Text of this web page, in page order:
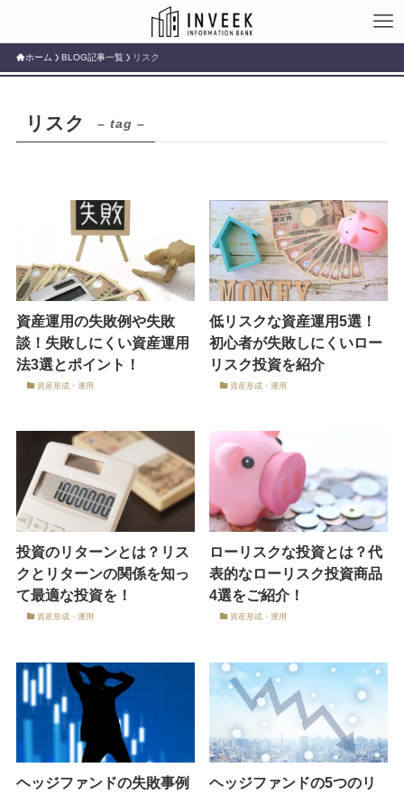
ホーム BLOG記事一覧 リスク
リスク – tag –
資産運用の失敗例や失敗
談！失敗しにくい資産運用
法3選とポイント！
資産形成・運用
低リスクな資産運用5選！
初心者が失敗しにくいロー
リスク投資を紹介
資産形成・運用
投資のリターンとは？リス
クとリターンの関係を知っ
て最適な投資を！
資産形成・運用
ローリスクな投資とは？代
表的なローリスク投資商品
4選をご紹介！
資産形成・運用
ヘッジファンドの失敗事例
ヘッジファンドの5つのリ